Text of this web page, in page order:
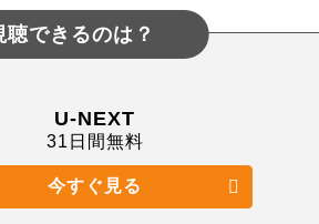
できるのは？
U-NEXT
31日間無料
今すぐ見る